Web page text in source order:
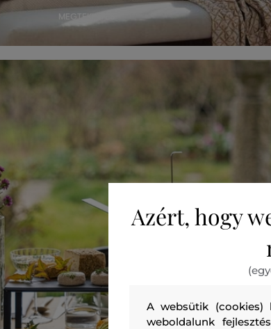
Azért, hogy
A websütik (cookies)
weboldalunk